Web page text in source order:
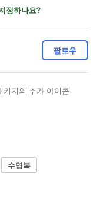
정하나요?
팔로우
키지의 추가 아이콘
수영복